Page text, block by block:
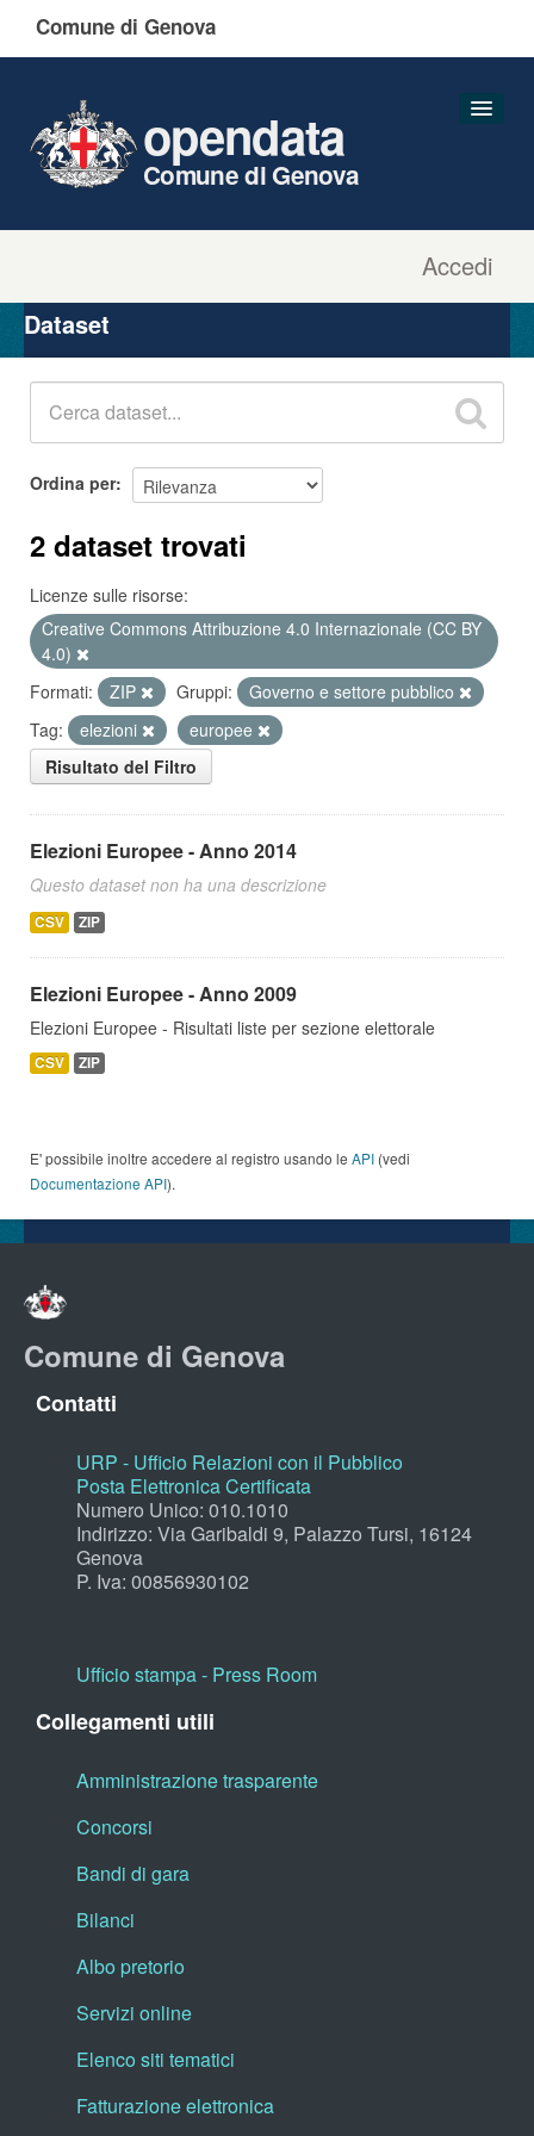
Comune di Genova
Accedi
opendata
Comune di Genova
Organizzazioni
Gruppi
Dataset
Ordina per
2 dataset trovati
Licenze sulle risorse:
Creative Commons Attribuzione 4.0 Internazionale (CC BY
4.0)
Formati:
ZIP Gruppi:
Governo e settore pubblico
Tag:
elezioni
europee
Risultato del Filtro
Elezioni Europee - Anno 2014
Questo dataset non ha una descrizione
CSV ZIP
Elezioni Europee - Anno 2009
Elezioni Europee - Risultati liste per sezione elettorale
CSV ZIP
E' possibile inoltre accedere al registro usando le API (vedi
Documentazione API).
Comune di Genova
Contatti
URP - Ufficio Relazioni con il Pubblico
Posta Elettronica Certificata
Numero Unico: 010.1010
Indirizzo: Via Garibaldi 9, Palazzo Tursi, 16124
Genova
P. Iva: 00856930102
Ufficio stampa - Press Room
Collegamenti utili
Amministrazione trasparente
Concorsi
Bandi di gara
Bilanci
Albo pretorio
Servizi online
Elenco siti tematici
Fatturazione elettronica